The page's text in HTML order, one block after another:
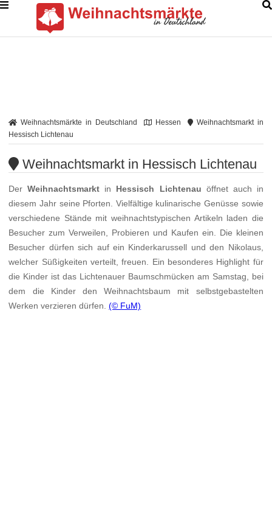
Weihnachtsmärkte in Deutschland Hessen
Weihnachtsmarkt in
Hessisch Lichtenau
Weihnachtsmarkt in Hessisch Lichtenau
DerWeihnachtsmarkt in Hessisch Lichtenau öffnet auch in
diesem Jahr seine Pforten. Vielfältige kulinarische Genüsse sowie
verschiedene Stände mit weihnachtstypischen Artikeln laden die
Besucher zum Verweilen, Probieren und Kaufen ein. Die kleinen
Besucher dürfen sich auf ein Kinderkarussell und den Nikolaus,
welcher Süßigkeiten verteilt, freuen. Ein besonderes Highlight für
die Kinder ist das Lichtenauer Baumschmücken am Samstag, bei
dem die Kinder den Weihnachtsbaum mit selbstgebastelten
Werken verzieren dürfen.(© FuM)